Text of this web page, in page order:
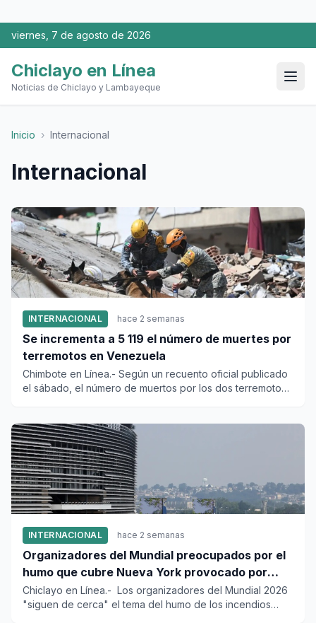
viernes, 7 de agosto de 2026
Chiclayo en Línea
Noticias de Chiclayo y Lambayeque
Inicio › Internacional
Internacional
INTERNACIONAL hace 2 semanas
Se incrementa a 5 119 el número de muertes por
terremotos en Venezuela
Chimbote en Línea.- Según un recuento oficial publicado
el sábado, el número de muertos por los dos terremotos
INTERNACIONAL hace 2 semanas
Organizadores del Mundial preocupados por el
humo que cubre Nueva York provocado por
incendios forestales en Canadá
Chiclayo en Línea.- Los organizadores del Mundial 2026
"siguen de cerca" el tema del humo de los incendios